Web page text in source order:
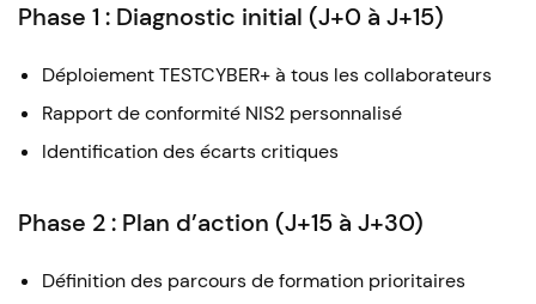
Phase 1 : Diagnostic initial (J+0 à J+15)
Déploiement TESTCYBER+ à tous les collaborateurs
Rapport de conformité NIS2 personnalisé
Identification des écarts critiques
Phase 2 : Plan d’action (J+15 à J+30)
Définition des parcours de formation prioritaires